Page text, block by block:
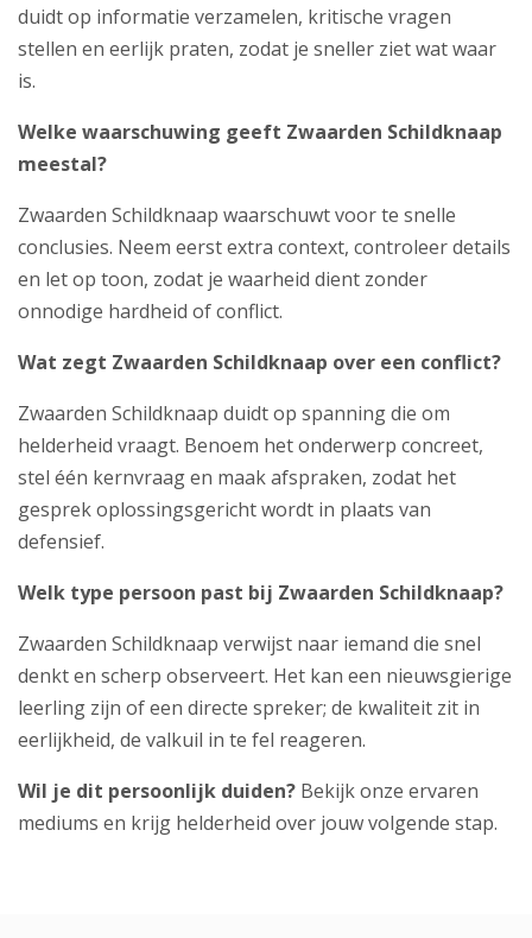
duidt op informatie verzamelen, kritische vragen
stellen en eerlijk praten, zodat je sneller ziet wat waar
is.
Welke waarschuwing geeft Zwaarden Schildknaap
meestal?
Zwaarden Schildknaap waarschuwt voor te snelle
conclusies. Neem eerst extra context, controleer details
en let op toon, zodat je waarheid dient zonder
onnodige hardheid of conflict.
Wat zegt Zwaarden Schildknaap over een conflict?
Zwaarden Schildknaap duidt op spanning die om
helderheid vraagt. Benoem het onderwerp concreet,
stel één kernvraag en maak afspraken, zodat het
gesprek oplossingsgericht wordt in plaats van
defensief.
Welk type persoon past bij Zwaarden Schildknaap?
Zwaarden Schildknaap verwijst naar iemand die snel
denkt en scherp observeert. Het kan een nieuwsgierige
leerling zijn of een directe spreker; de kwaliteit zit in
eerlijkheid, de valkuil in te fel reageren.
Wil je dit persoonlijk duiden? Bekijkonze ervaren
mediums en krijg helderheid over jouw volgende stap.